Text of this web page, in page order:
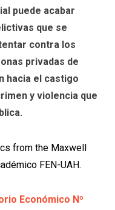
puede acabar
que se
contra los
privadas de
hacia el castigo
y violencia que
from the Maxwell
FEN-UAH.
Económico Nº